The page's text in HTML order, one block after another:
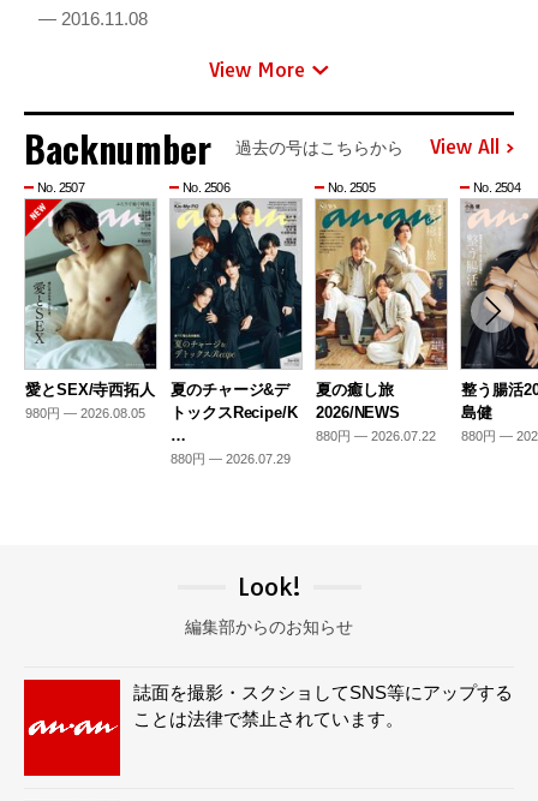
— 2016.11.08
View More
Backnumber 過去の号はこちらから View All
No. 2507
愛とSEX/寺西拓人
980円 — 2026.08.05
No. 2506
夏のチャージ&デ
トックスRecipe/K
…
880円 — 2026.07.29
No. 2505
夏の癒し旅
2026/NEWS
880円 — 2026.07.22
No. 2504
整う腸活
島健
880円 —
Look!
編集部からのお知らせ
誌面を撮影・スクショしてSNS等にアップする
ことは法律で禁止されています。